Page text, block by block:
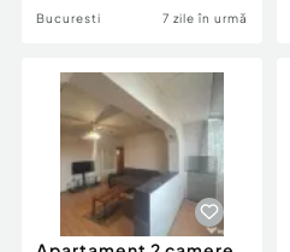
Bucuresti 7 zile în urmă